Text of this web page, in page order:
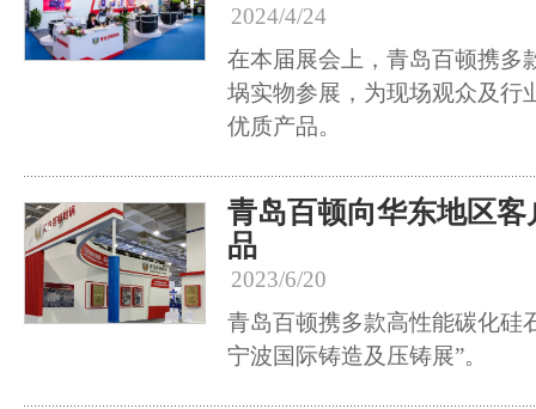
2024/4/24
在本届展会上，青岛百顿携多
埚实物参展，为现场观众及行
优质产品。
青岛百顿向华东地区
品
2023/6/20
青岛百顿携多款高性能碳化硅
宁波国际铸造及压铸展”。